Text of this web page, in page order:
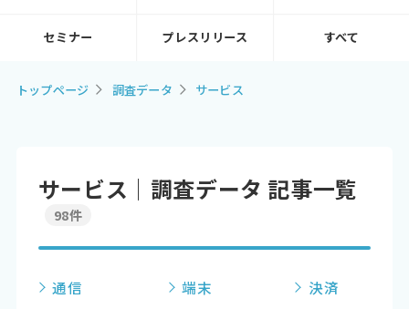
セミナー プレスリリース すべて
トップページ 調査データ サービス
サービス│調査データ 記事一覧
98件
通信 端末 決済